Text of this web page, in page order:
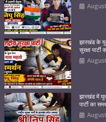
झारखंड के
सुरक्षा पार्टी
झारखंड में
पार्टी का